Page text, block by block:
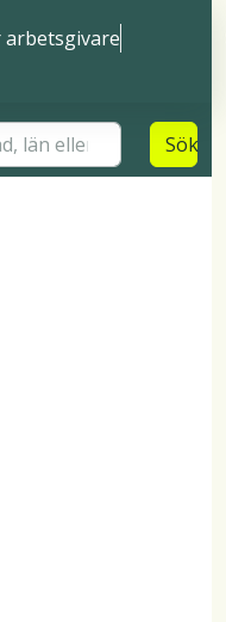
arbetsgivare
Sök